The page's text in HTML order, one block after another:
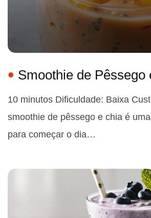
Smoothie de Pêssego
10 minutos Dificuldade: Baixa
smoothie de pêssego e chia é
para começar o dia…